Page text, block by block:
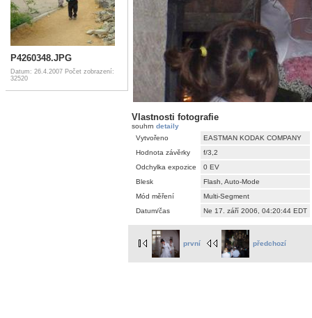
P4260348.JPG
Datum: 26.4.2007 Počet zobrazení:
32520
Vlastnosti fotografie
souhrn detaily
Vytvořeno
EASTMAN KODAK COMPANY
Hodnota závěrky
f/3,2
Odchylka expozice
0 EV
Blesk
Flash, Auto-Mode
Mód měření
Multi-Segment
Datum/čas
Ne 17. září 2006, 04:20:44 EDT
první předchozí